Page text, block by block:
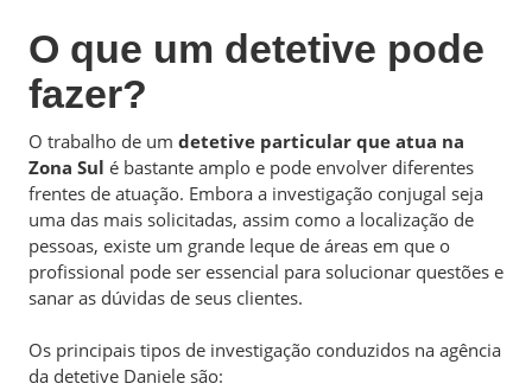
O que um detetive pode
fazer?
O trabalho de um detetive particular que atua na
Zona Sul é bastante amplo e pode envolver diferentes
frentes de atuação. Embora a investigação conjugal seja
uma das mais solicitadas, assim como a localização de
pessoas, existe um grande leque de áreas em que o
profissional pode ser essencial para solucionar questões e
sanar as dúvidas de seus clientes.
Os principais tipos de investigação conduzidos na agência
da detetive Daniele são: